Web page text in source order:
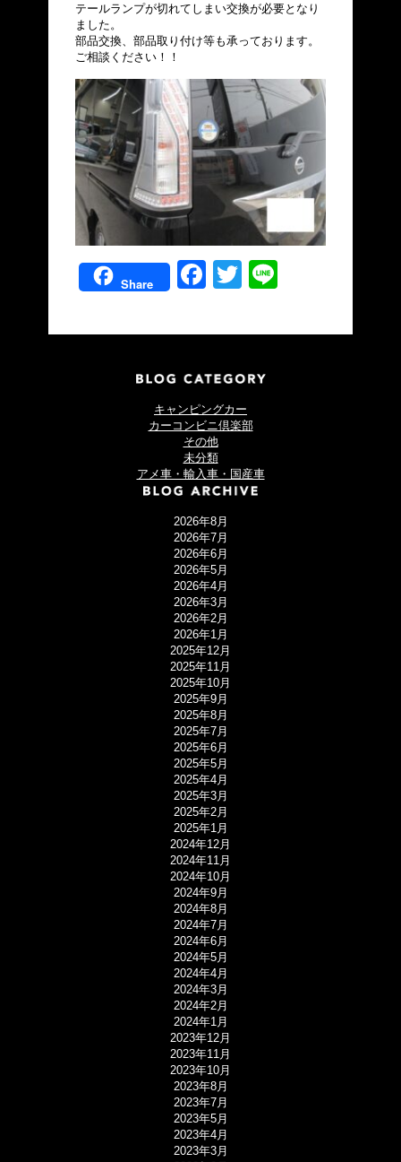
テールランプが切れてしまい交換が必要となり
ました。
部品交換、部品取り付け等も承っております。
ご相談ください！！
Share
FacebookTwitter
キャンピングカー
カーコンビニ倶楽部
その他
未分類
アメ車・輸入車・国産車
2026年8月
2026年7月
2026年6月
2026年5月
2026年4月
2026年3月
2026年2月
2026年1月
2025年12月
2025年11月
2025年10月
2025年9月
2025年8月
2025年7月
2025年6月
2025年5月
2025年4月
2025年3月
2025年2月
2025年1月
2024年12月
2024年11月
2024年10月
2024年9月
2024年8月
2024年7月
2024年6月
2024年5月
2024年4月
2024年3月
2024年2月
2024年1月
2023年12月
2023年11月
2023年10月
2023年8月
2023年7月
2023年5月
2023年4月
2023年3月